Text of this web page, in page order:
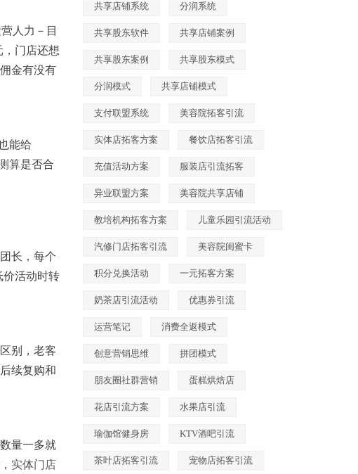
人力－目
，门店还想
金有没有
能给
算是否合
长，每个
价活动时转
别，老客
续复购和
量一多就
实体门店
共享店铺系统 分润系统
共享股东软件 共享店铺案例
共享股东案例 共享股东模式
分润模式 共享店铺模式
支付联盟系统 美容院拓客引流
实体店拓客方案 餐饮店拓客引流
充值活动方案 服装店引流拓客
异业联盟方案 美容院共享店铺
教培机构拓客方案 儿童乐园引流活动
汽修门店拓客引流 美容院闺蜜卡
积分兑换活动 一元拓客方案
奶茶店引流活动 优惠券引流
运营笔记 消费全返模式
创意营销思维 拼团模式
朋友圈社群营销 蛋糕烘焙店
花店引流方案 水果店引流
瑜伽馆健身房 KTV酒吧引流
茶叶店拓客引流 宠物店拓客引流